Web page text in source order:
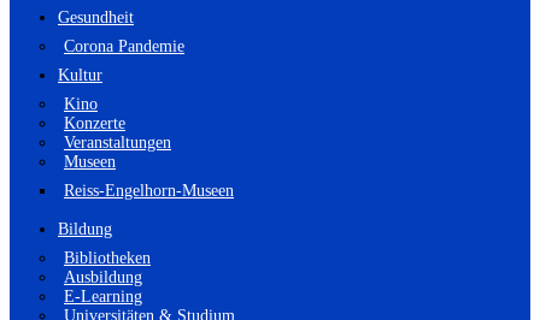
Gesundheit
Corona Pandemie
Kultur
Kino
Konzerte
Veranstaltungen
Museen
Reiss-Engelhorn-Museen
Bildung
Bibliotheken
Ausbildung
E-Learning
Universitäten & Studium